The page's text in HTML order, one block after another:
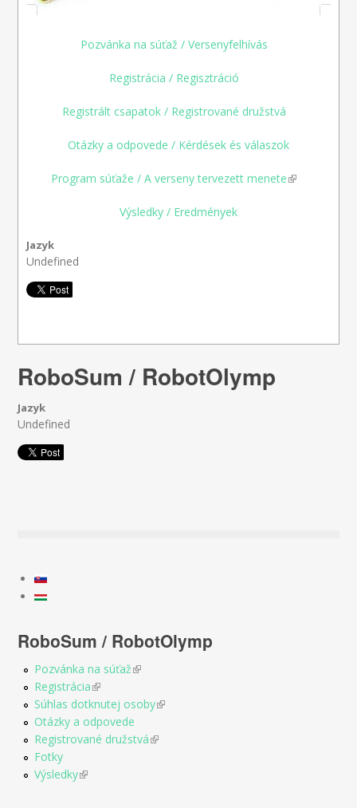
Pozvánka na súťaž / Versenyfelhívás
Registrácia / Regisztráció
Registrált csapatok / Registrované družstvá
Otázky a odpovede / Kérdések és válaszok
Program súťaže / A verseny tervezett menete
Výsledky / Eredmények
Jazyk
Undefined
RoboSum / RobotOlymp
Jazyk
Undefined
RoboSum / RobotOlymp
Pozvánka na súťaž(link is external)
Registrácia(link is external)
Súhlas dotknutej osoby(link is external)
Otázky a odpovede
Registrované družstvá(link is external)
Fotky
Výsledky(link is external)